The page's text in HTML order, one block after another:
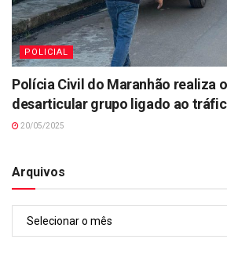
POLICIAL
Polícia Civil do Maranhão realiza
desarticular grupo ligado ao
20/05/2025
Arquivos
Arquivos